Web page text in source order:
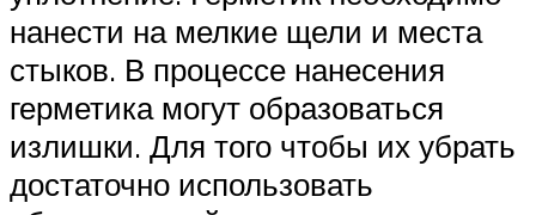
нанести на мелкие щели и места
стыков. В процессе нанесения
герметика могут образоваться
излишки. Для того чтобы их убрать
достаточно использовать